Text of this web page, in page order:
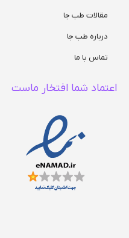
مقالات طب جا
درباره طب جا
تماس با ما
اعتماد شما افتخار ماست